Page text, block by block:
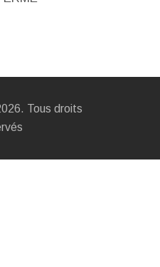
Tous droits